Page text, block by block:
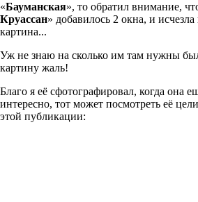
«Бауманская», то обратил внимание,
Круассан» добавилось 2 окна, и исчезла
картина...
Уж не знаю на сколько им там нужны
картину жаль!
Благо я её сфотографировал, когда она
интересно, тот может посмотреть её
этой публикации: